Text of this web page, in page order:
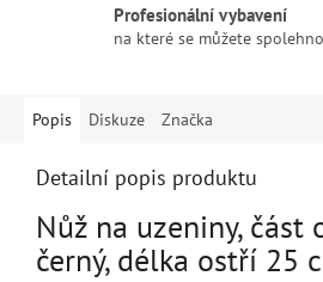
Profesionální vybavení
na které se můžete
Popis Diskuze Značka
Detailní popis produktu
Nůž na uzeniny, část
černý, délka ostří 25